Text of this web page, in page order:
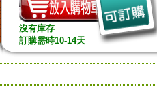
沒有庫存
訂購需時10-14天